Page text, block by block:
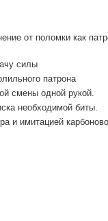
от поломки как
силы
патрона
смены одной рукой.
необходимой биты.
и имитацией